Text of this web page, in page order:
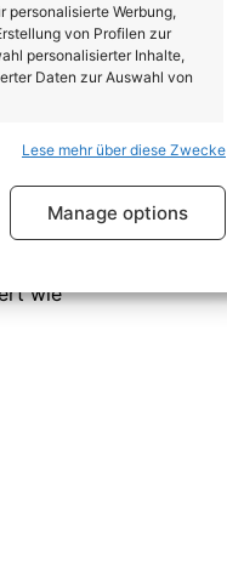
personalisierte Werbung,
von Profilen zur
personalisierter Inhalte,
Daten zur Auswahl von
Immer aktiv
anhand
Anzeige
Lese mehr über diese Zwecke
Manage options
wie